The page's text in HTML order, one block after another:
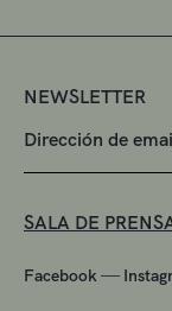
NEWSLETTER
SALA DE
Facebook—